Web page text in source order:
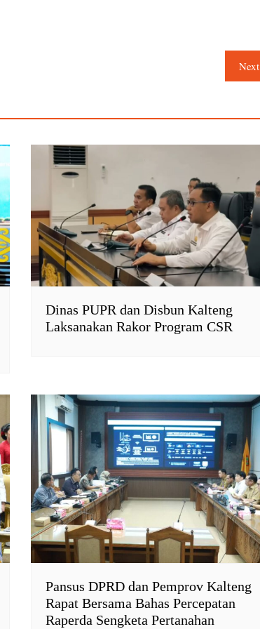
Next
Dinas PUPR dan Disbun Kalteng
Laksanakan Rakor Program CSR
Pansus DPRD dan Pemprov Kalteng
Rapat Bersama Bahas Percepatan
Raperda Sengketa Pertanahan